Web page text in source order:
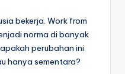
bekerja. Work from
norma di banyak
perubahan ini
hanya sementara?